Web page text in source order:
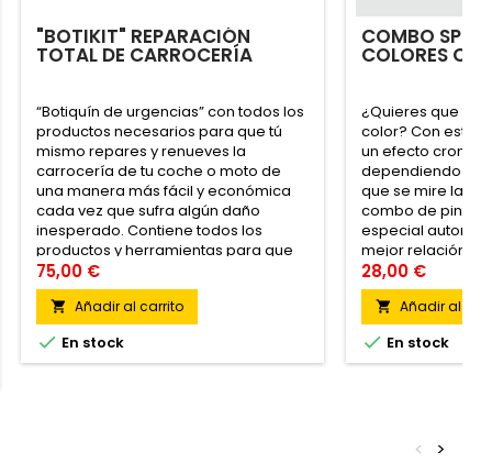
"BOTIKIT" REPARACIÓN
TOTAL DE CARROCERÍA
“Botiquín de urgencias” con todos los
productos necesarios para que tú
mismo repares y renueves la
carrocería de tu coche o moto de
una manera más fácil y económica
cada vez que sufra algún daño
inesperado. Contiene todos los
productos y herramientas para que
lo realices tú mismo. ENCUENTRA AQUI
TU CÓDIGO DE COLOR
75,00 €
 Añadir al carrito
 En stock
COMBO
COLORES
¿Quieres que tus
color? Con esta
un efecto
dependiendo del
que se mire la
combo de
especial
mejor relación
pintura de taller
durará a la
impactos.
28,00 €
 Añadir al
 En stock
>
<